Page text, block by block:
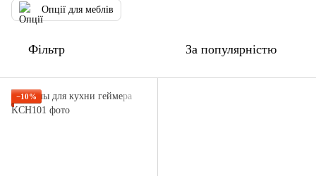
Опції для меблів
Фільтр За популярністю
−10%